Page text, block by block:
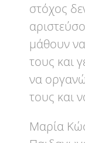
στόχος
μάθουν
τους και
να
τους και
Μαρία